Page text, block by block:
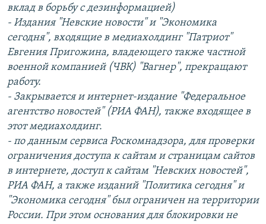
вклад в борьбу с дезинформацией)
- Издания "Невские новости" и "Экономика
сегодня", входящие в медиахолдинг "Патриот"
Евгения Пригожина, владеющего также частной
военной компанией (ЧВК) "Вагнер", прекращают
работу.
- Закрывается и интернет-издание "Федеральное
агентство новостей" (РИА ФАН), также входящее в
этот медиахолдинг.
- по данным сервиса Роскомнадзора, для проверки
ограничения доступа к сайтам и страницам сайтов
в интернете, доступ к сайтам "Невских новостей",
РИА ФАН, а также изданий "Политика сегодня" и
"Экономика сегодня" был ограничен на территории
России. При этом основания для блокировки не